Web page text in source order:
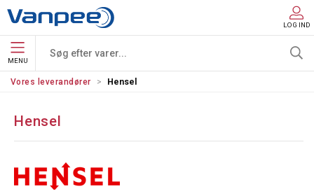
LOG IND
MENU
Vores leverandører Hensel
Hensel